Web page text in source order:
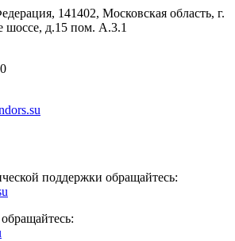
141402, Московская область, г.
д.15 пом. А.3.1
поддержки обращайтесь:
обращайтесь: